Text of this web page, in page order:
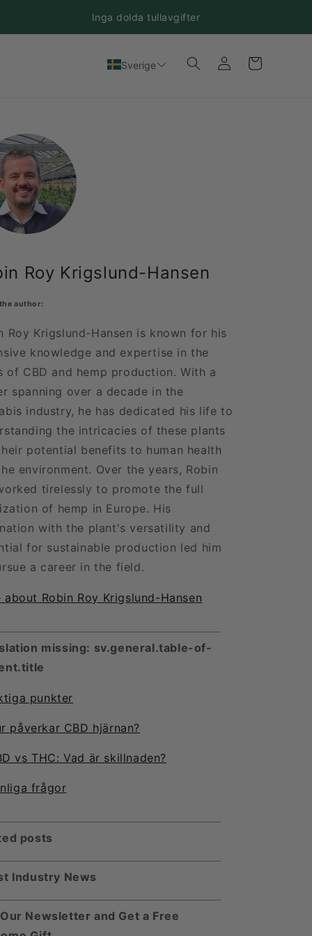
Inga dolda tullavgifter
Sverige
Logga
Varukorg
Roy Krigslund-Hansen
author:
Roy Krigslund-Hansen is known for his
knowledge and expertise in the
of CBD and hemp production. With a
spanning over a decade in the
industry, he has dedicated his life to
the intricacies of these plants
potential benefits to human health
environment. Over the years, Robin
tirelessly to promote the full
of hemp in Europe. His
with the plant's versatility and
for sustainable production led him
a career in the field.
about Robin Roy Krigslund-Hansen
missing: sv.general.table-of-
punkter
påverkar CBD hjärnan?
vs THC: Vad är skillnaden?
frågor
posts
Industry News
Newsletter and Get a Free